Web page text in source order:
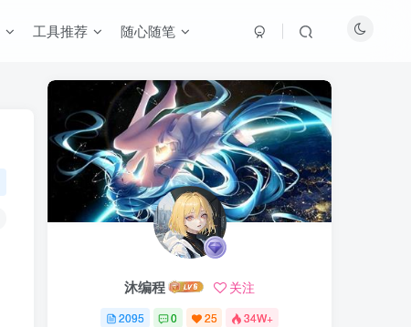
工具推荐 随心随笔
沐编程 关注
2095 0 25 34W+